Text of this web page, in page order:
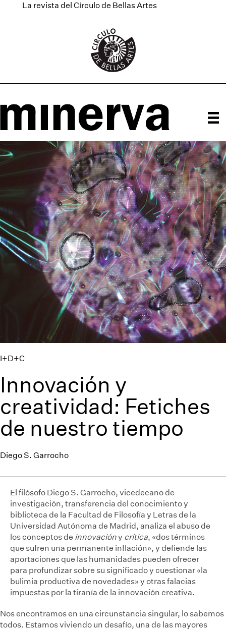
La revista del Círculo de Bellas Artes
I+D+C
Innovación y
creatividad: Fetiches
de nuestro tiempo
Diego S. Garrocho
El filósofo Diego S. Garrocho, vicedecano de
investigación, transferencia del conocimiento y
biblioteca de la Facultad de Filosofía y Letras de la
Universidad Autónoma de Madrid, analiza el abuso de
los conceptos de innovacióny crítica, «dos términos
que sufren una permanente inflación», y defiende las
aportaciones que las humanidades pueden ofrecer
para profundizar sobre su significado y cuestionar «la
bulimia productiva de novedades» y otras falacias
impuestas por la tiranía de la innovación creativa.
Nos encontramos en una circunstancia singular, lo sabemos
todos. Estamos viviendo un desafío, una de las mayores